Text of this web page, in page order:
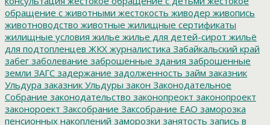
обращение с животными жестокость живодер живопись
животноводство животные жилищные сертификаты
жилищные условия жилье жилье для детей-сирот жильё
для подтопленцев ЖКХ журналистика Забайкальский край
забег заболевание заброшенные здания заброшенные
земли ЗАГС задержание задолженность займ заказник
Ульдура заказник Ульдуры закон Законодательное
Собрание законодательство законопреокт законопроект
законороект Заксобрание Заксобрание ЕАО заморозка
пенсионных накоплений заморозки занятость запись в